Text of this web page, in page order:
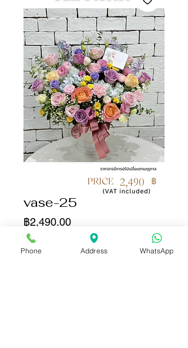
vase-25
฿2,490.00ราคา
จำนวน
Phone Address WhatsApp